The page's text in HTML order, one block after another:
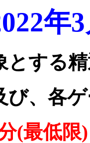
年
とす
び、各
(最低限)